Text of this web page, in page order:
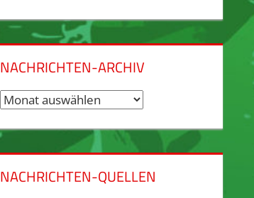
NACHRICHTEN-ARCHIV
Nachrichten-
NACHRICHTEN-QUELLEN